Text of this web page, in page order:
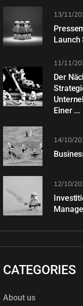
13/11/
Launch
11/11/
Der
Einer ...
14/10/
12/10/
CATEGORIES
About us